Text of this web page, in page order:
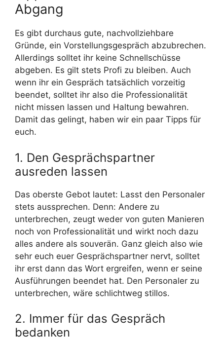
Abgang
Es gibt durchaus gute, nachvollziehbare
Gründe, ein Vorstellungsgespräch abzubrechen.
Allerdings solltet ihr keine Schnellschüsse
abgeben. Es gilt stets Profi zu bleiben. Auch
wenn ihr ein Gespräch tatsächlich vorzeitig
beendet, solltet ihr also die Professionalität
nicht missen lassen und Haltung bewahren.
Damit das gelingt, haben wir ein paar Tipps für
euch.
1. Den Gesprächspartner
ausreden lassen
Das oberste Gebot lautet: Lasst den Personaler
stets aussprechen. Denn: Andere zu
unterbrechen, zeugt weder von guten Manieren
noch von Professionalität und wirkt noch dazu
alles andere als souverän. Ganz gleich also wie
sehr euch euer Gesprächspartner nervt, solltet
ihr erst dann das Wort ergreifen, wenn er seine
Ausführungen beendet hat. Den Personaler zu
unterbrechen, wäre schlichtweg stillos.
2. Immer für das Gespräch
bedanken